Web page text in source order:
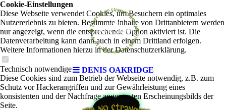
DENIS OAKRIDGE
Cookie-Einstellungen
Diese Webseite verwendet Cookies, um Besuchern ein optimales
Nutzererlebnis zu bieten. Bestimmte Inhalte von Drittanbietern werden
nur angezeigt, wenn die entsprechende Option aktiviert ist. Die
Datenverarbeitung kann dann auch in einem Drittland erfolgen.
Weitere Informationen hierzu in der Datenschutzerklärung.
Technisch notwendige
Diese Cookies sind zum Betrieb der Webseite notwendig, z.B. zum
Schutz vor Hackerangriffen und zur Gewährleistung eines
konsistenten und der Nachfrage angepassten Erscheinungsbilds der
Seite.